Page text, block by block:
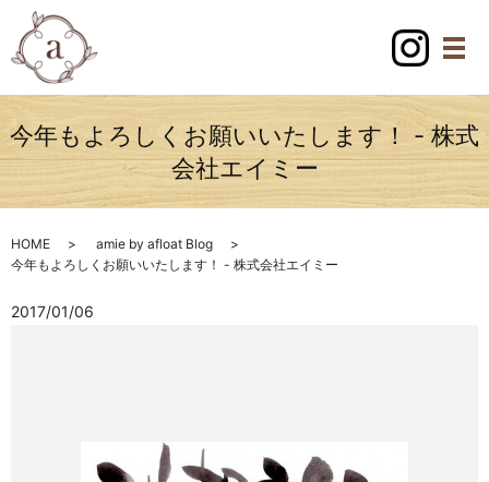
今年もよろしくお願いいたします！ - 株式
会社エイミー
HOME
amie by afloat Blog
今年もよろしくお願いいたします！ - 株式会社エイミー
2017/01/06